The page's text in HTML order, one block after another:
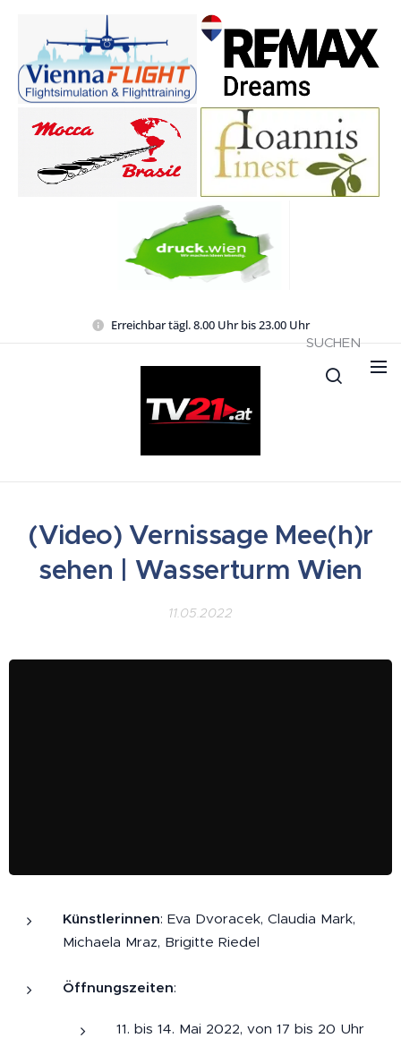
Erreichbar tägl. 8.00 Uhr bis 23.00 Uhr
SUCHEN
(Video) Vernissage Mee(h)r
sehen | Wasserturm Wien
11.05.2022
Künstlerinnen: Eva Dvoracek, Claudia Mark,
Michaela Mraz, Brigitte Riedel
Öffnungszeiten:
11. bis 14. Mai 2022, von 17 bis 20 Uhr